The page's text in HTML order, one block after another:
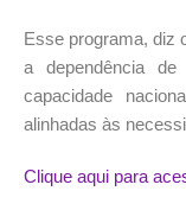
Esse programa, diz
a dependência
capacidade
alinhadas às
Clique aqui para